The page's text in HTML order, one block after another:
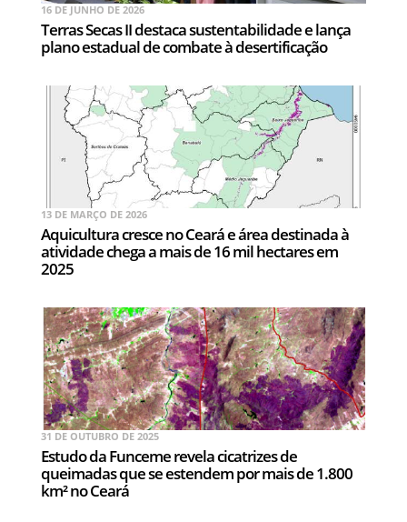
16 DE JUNHO DE 2026
Terras Secas II destaca sustentabilidade e lança
plano estadual de combate à desertificação
13 DE MARÇO DE 2026
Aquicultura cresce no Ceará e área destinada à
atividade chega a mais de 16 mil hectares em
2025
31 DE OUTUBRO DE 2025
Estudo da Funceme revela cicatrizes de
queimadas que se estendem por mais de 1.800
km² no Ceará